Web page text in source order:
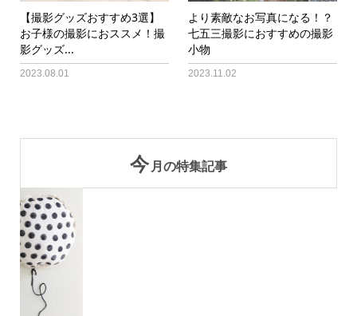
【撮影グッズおすすめ3選】
お子様の撮影におススメ！撮
影グッズ...
2023.08.01
より素敵なお写真になる！？
七五三撮影におすすめの撮影
小物
2023.11.02
今月の特集記事